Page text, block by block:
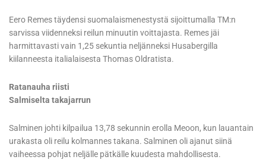
Eero Remes täydensi suomalaismenestystä sijoittumalla TM:n
sarvissa viidenneksi reilun minuutin voittajasta. Remes jäi
harmittavasti vain 1,25 sekuntia neljänneksi Husabergilla
kiilanneesta italialaisesta Thomas Oldratista.
Ratanauha riisti
Salmiselta takajarrun
Salminen johti kilpailua 13,78 sekunnin erolla Meoon, kun lauantain
urakasta oli reilu kolmannes takana. Salminen oli ajanut siinä
vaiheessa pohjat neljälle pätkälle kuudesta mahdollisesta.